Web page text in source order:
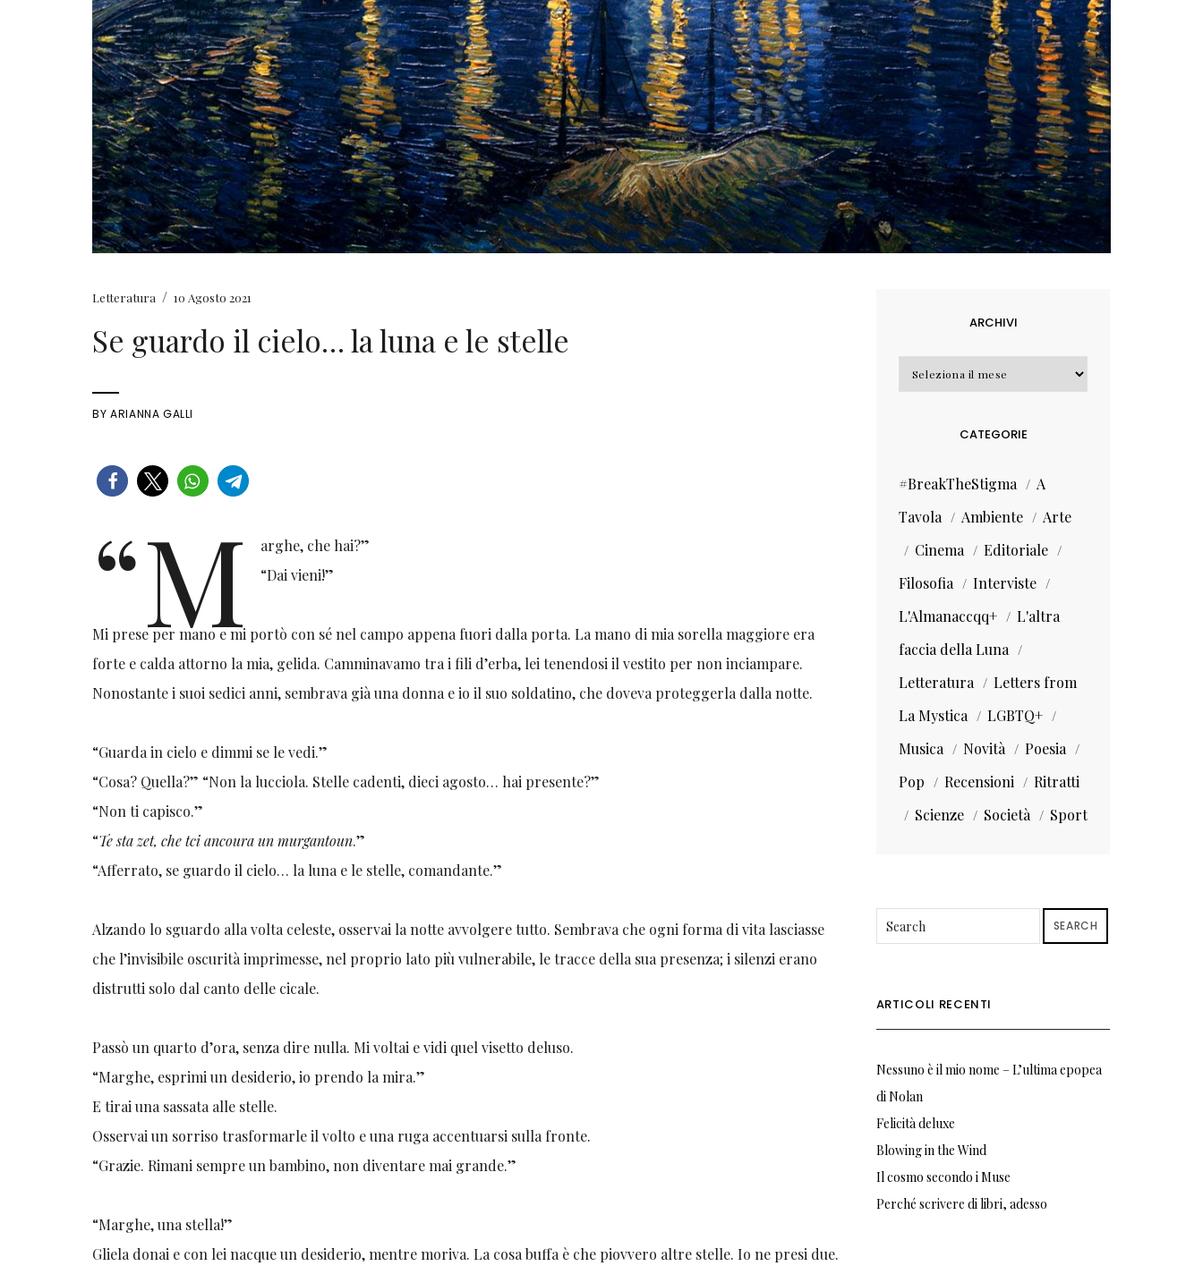
Letteratura / 10 Agosto 2021
Se guardo il cielo… la luna e le stelle
BYARIANNA GALLI
“M
arghe, che hai?”
“Dai vieni!”
Mi prese per mano e mi portò con sé nel campo appena fuori dalla porta. La mano di mia sorella maggiore era
forte e calda attorno la mia, gelida. Camminavamo tra i fili d’erba, lei tenendosi il vestito per non inciampare.
Nonostante i suoi sedici anni, sembrava già una donna e io il suo soldatino, che doveva proteggerla dalla notte.
“Guarda in cielo e dimmi se le vedi.”
“Cosa? Quella?” “Non la lucciola. Stelle cadenti, dieci agosto… hai presente?”
“Non ti capisco.”
“Te sta zet, che tci ancoura un murgantoun.”
“Afferrato, se guardo il cielo… la luna e le stelle, comandante.”
Alzando lo sguardo alla volta celeste, osservai la notte avvolgere tutto. Sembrava che ogni forma di vita lasciasse
che l’invisibile oscurità imprimesse, nel proprio lato più vulnerabile, le tracce della sua presenza; i silenzi erano
distrutti solo dal canto delle cicale.
Passò un quarto d’ora, senza dire nulla. Mi voltai e vidi quel visetto deluso.
“Marghe, esprimi un desiderio, io prendo la mira.”
E tirai una sassata alle stelle.
Osservai un sorriso trasformarle il volto e una ruga accentuarsi sulla fronte.
“Grazie. Rimani sempre un bambino, non diventare mai grande.”
“Marghe, una stella!”
Gliela donai e con lei nacque un desiderio, mentre moriva. La cosa buffa è che piovvero altre stelle. Io ne presi due.
ARCHIVI
Archivi
CATEGORIE
#BreakTheStigma
A
Tavola
Ambiente
Arte
Cinema
Editoriale
Filosofia
Interviste
L'Almanaccqq+
L'altra
faccia della Luna
Letteratura
Letters from
La Mystica
LGBTQ+
Musica
Novità
Poesia
Pop
Recensioni
Ritratti
Scienze
Società Sport
SEARCH
ARTICOLI RECENTI
Nessuno è il mio nome – L’ultima epopea
di Nolan
Felicità deluxe
Blowing in the Wind
Il cosmo secondo i Muse
Perché scrivere di libri, adesso